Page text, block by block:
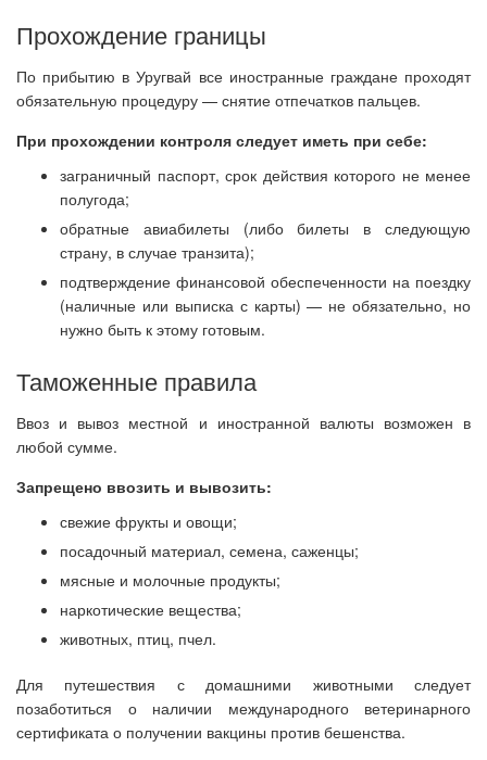
Прохождение границы
По прибытию в Уругвай все иностранные граждане проходят
обязательную процедуру — снятие отпечатков пальцев.
При прохождении контроля следует иметь при себе:
заграничный паспорт, срок действия которого не менее
полугода;
обратные авиабилеты (либо билеты в следующую
страну, в случае транзита);
подтверждение финансовой обеспеченности на поездку
(наличные или выписка с карты) — не обязательно, но
нужно быть к этому готовым.
Таможенные правила
Ввоз и вывоз местной и иностранной валюты возможен в
любой сумме.
Запрещено ввозить и вывозить:
свежие фрукты и овощи;
посадочный материал, семена, саженцы;
мясные и молочные продукты;
наркотические вещества;
животных, птиц, пчел.
Для путешествия с домашними животными следует
позаботиться о наличии международного ветеринарного
сертификата о получении вакцины против бешенства.